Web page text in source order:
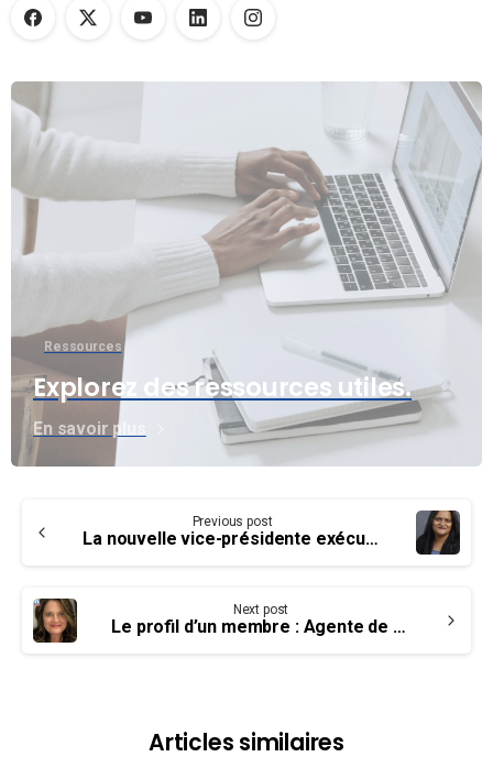
Ressources
Explorez des ressources utiles.
En savoir plus
Reading
Previous post
La nouvelle vice-présidente exécutive nationale de l’AFPC : Sharon DeSousa
Next post
Le profil d’un membre : Agente de santé et sécurité – Kim Wyllie
Articles similaires